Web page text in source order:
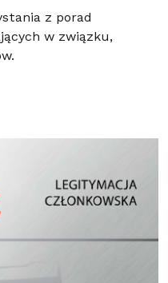
z porad
w związku,